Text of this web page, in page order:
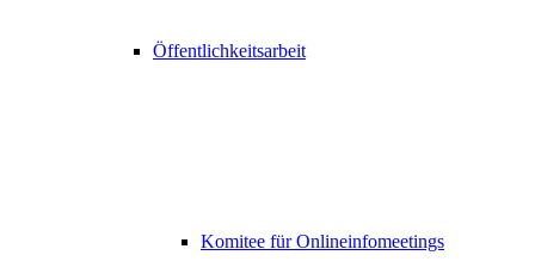
Öffentlichkeitsarbeit
Komitee für Onlineinfomeetings